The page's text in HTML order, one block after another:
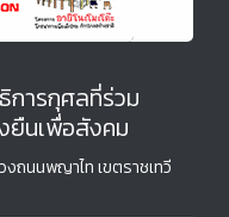
การกุศลที่ร่วม
นเพื่อสังคม
ถนนพญาไท เขตราชเทวี